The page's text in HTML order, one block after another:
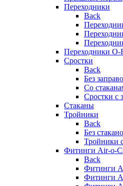
Переходники
Back
Переходники O-
Сростки
Back
Без
Со
Сростки с
Стаканы
Тройники
Back
Без
Тройники
Фитинги Air-o-
Back
Фитинги
Фитинги